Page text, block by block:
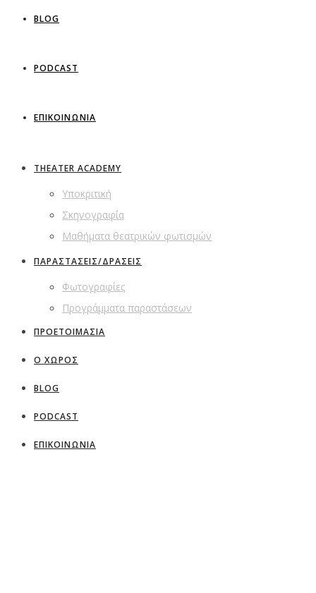
BLOG
PODCAST
ΕΠΙΚΟΙΝΩΝΙΑ
THEATER ACADEMY
Υποκριτική
Σκηνογραφία
Μαθήματα θεατρικών φωτισμών
ΠΑΡΑΣΤΑΣΕΙΣ/ΔΡΑΣΕΙΣ
Φωτογραφίες
Προγράμματα παραστάσεων
ΠΡΟΕΤΟΙΜΑΣΙΑ
Ο ΧΩΡΟΣ
BLOG
PODCAST
ΕΠΙΚΟΙΝΩΝΙΑ